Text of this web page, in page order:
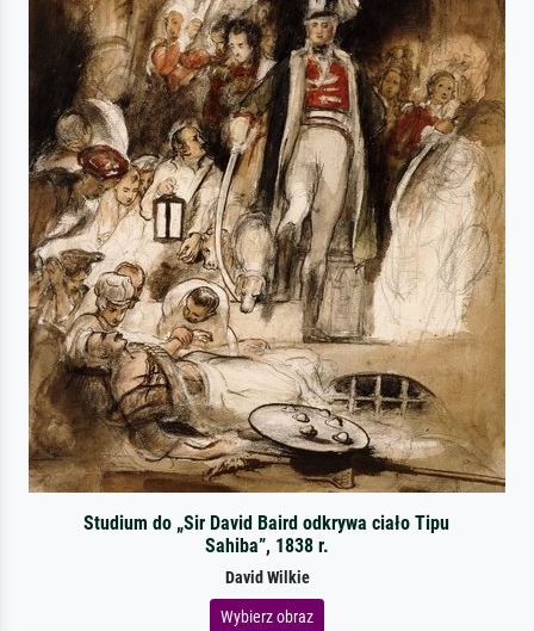
Studium do „Sir David Baird odkrywa ciało Tipu
Sahiba”, 1838 r.
David Wilkie
Wybierz obraz